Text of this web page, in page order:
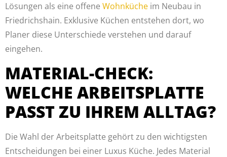
Lösungen als eine offene Wohnküche im Neubau in
Friedrichshain. Exklusive Küchen entstehen dort, wo
Planer diese Unterschiede verstehen und darauf
eingehen.
MATERIAL-CHECK:
WELCHE ARBEITSPLATTE
PASST ZU IHREM ALLTAG?
Die Wahl der Arbeitsplatte gehört zu den wichtigsten
Entscheidungen bei einer Luxus Küche. Jedes Material